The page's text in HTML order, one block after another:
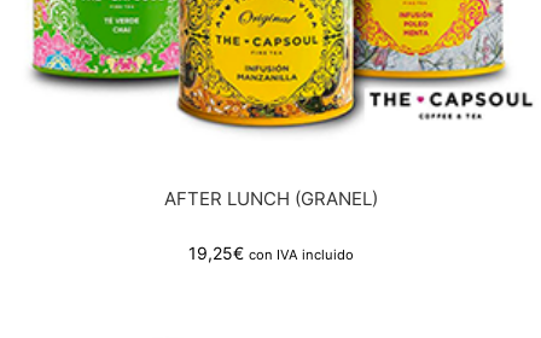
AFTER LUNCH (GRANEL)
19,25€ con IVA incluido